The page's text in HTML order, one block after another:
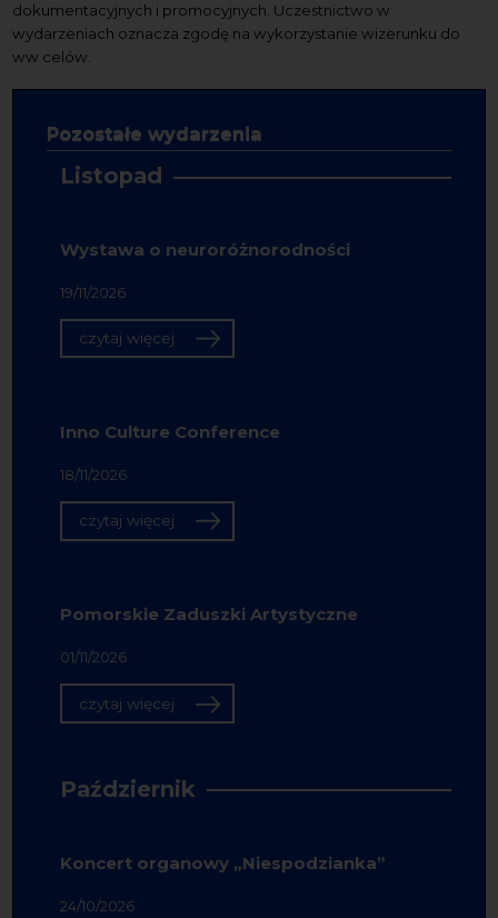
dokumentacyjnych i promocyjnych. Uczestnictwo w
wydarzeniach oznacza zgodę na wykorzystanie wizerunku do
ww celów.
Pozostałe wydarzenia
Listopad
Wystawa o neuroróżnorodności
19/11/2026
czytaj więcej
Inno Culture Conference
18/11/2026
czytaj więcej
Pomorskie Zaduszki Artystyczne
01/11/2026
czytaj więcej
Październik
Koncert organowy „Niespodzianka”
24/10/2026